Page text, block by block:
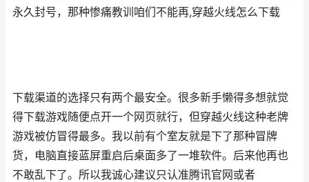
永久封号，那种惨痛教训咱们不能再,穿越火线怎么下载
下载渠道的选择只有两个最安全。很多新手懒得多想就觉
得下载游戏随便点开一个网页就行，但穿越火线这种老牌
游戏被仿冒得最多。我以前有个室友就是下了那种冒牌
货，电脑直接蓝屏重启后桌面多了一堆软件。后来他再也
不敢乱下了。所以我诚心建议只认准腾讯官网或者